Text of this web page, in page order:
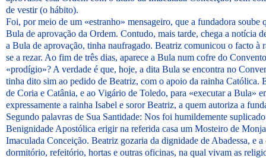
de vestir (o hábito).
Foi, por meio de um «estranho» mensageiro, que a fundadora soube
Bula de aprovação da Ordem. Contudo, mais tarde, chega a notícia
a Bula de aprovação, tinha naufragado. Beatriz comunicou o facto à
se a rezar. Ao fim de três dias, aparece a Bula num cofre do
«prodígio»? A verdade é que, hoje, a dita Bula se encontra no
tinha dito sim ao pedido de Beatriz, com o apoio da rainha Católica.
de Coria e Catânia, e ao Vigário de Toledo, para «executar a Bula»
expressamente a rainha Isabel e soror Beatriz, a quem autoriza a
Segundo palavras de Sua Santidade: Nos foi humildemente
Benignidade Apostólica erigir na referida casa um Mosteiro de
Imaculada Conceição. Beatriz gozaria da dignidade de Abadessa, e a
dormitório, refeitório, hortas e outras oficinas, na qual vivam as